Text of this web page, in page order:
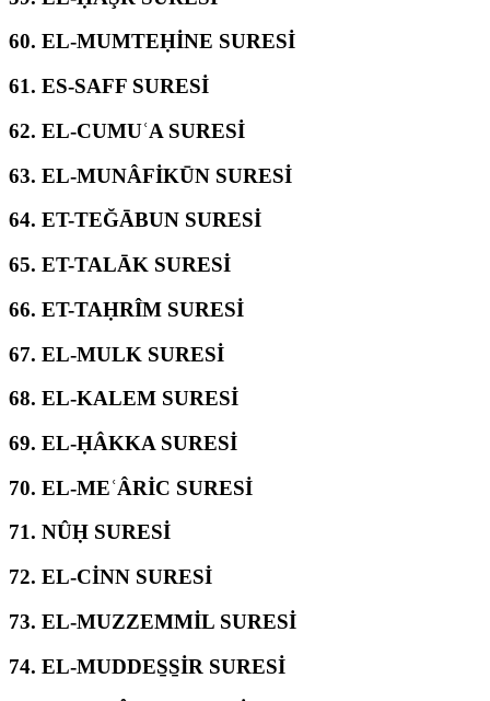
60. EL-MUMTEḤİNE SURESİ
61. ES-SAFF SURESİ
62. EL-CUMUʿA SURESİ
63. EL-MUNÂFİKŪN SURESİ
64. ET-TEĞĀBUN SURESİ
65. ET-TALĀK SURESİ
66. ET-TAḤRÎM SURESİ
67. EL-MULK SURESİ
68. EL-KALEM SURESİ
69. EL-ḤÂKKA SURESİ
70. EL-MEʿÂRİC SURESİ
71. NÛḤ SURESİ
72. EL-CİNN SURESİ
73. EL-MUZZEMMİL SURESİ
74. EL-MUDDES̱S̱İR SURESİ